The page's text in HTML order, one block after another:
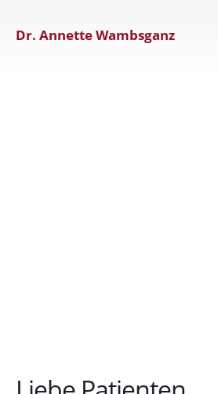
Dr. Annette Wambsganz